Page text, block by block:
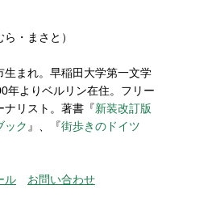
・まさと）
生まれ。早稲田大学第一文学
年よりベルリン在住。フリー
ナリスト。著書『新装改訂版
ック 』、『街歩きのドイツ
ル お問い合わせ